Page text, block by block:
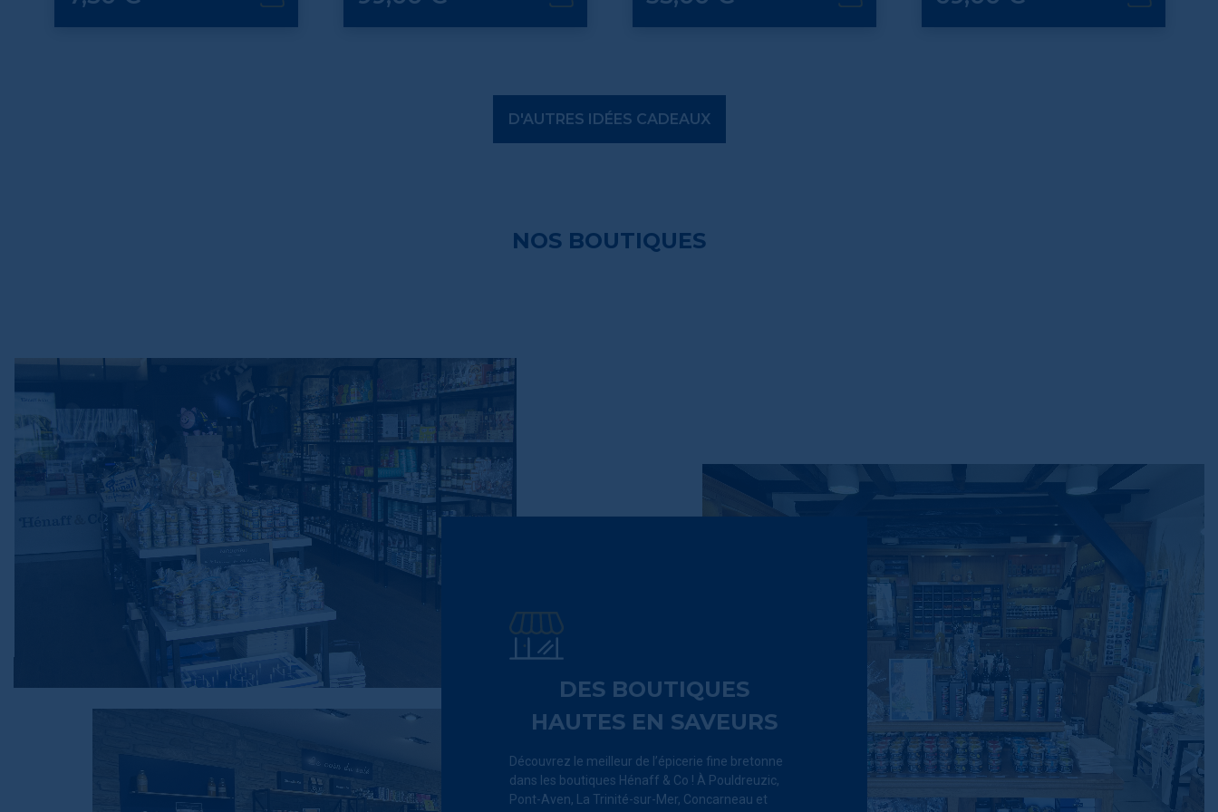
D'AUTRES IDÉES CADEAUX
NOS BOUTIQUES
DES BOUTIQUES
HAUTES EN SAVEURS
Découvrez le meilleur de l’épicerie fine bretonne
dans les boutiques Hénaff & Co ! À Pouldreuzic,
Pont-Aven, La Trinité-sur-Mer, Concarneau et